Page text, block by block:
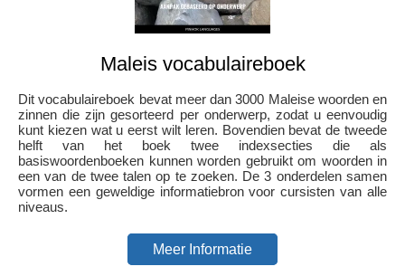
Maleis vocabulaireboek
Dit vocabulaireboek bevat meer dan 3000 Maleise woorden en
zinnen die zijn gesorteerd per onderwerp, zodat u eenvoudig
kunt kiezen wat u eerst wilt leren. Bovendien bevat de tweede
helft van het boek twee indexsecties die als
basiswoordenboeken kunnen worden gebruikt om woorden in
een van de twee talen op te zoeken. De 3 onderdelen samen
vormen een geweldige informatiebron voor cursisten van alle
niveaus.
Meer Informatie